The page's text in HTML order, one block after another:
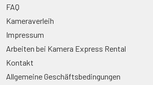
FAQ
Kameraverleih
Impressum
Arbeiten bei Kamera Express Rental
Kontakt
Allgemeine Geschäftsbedingungen